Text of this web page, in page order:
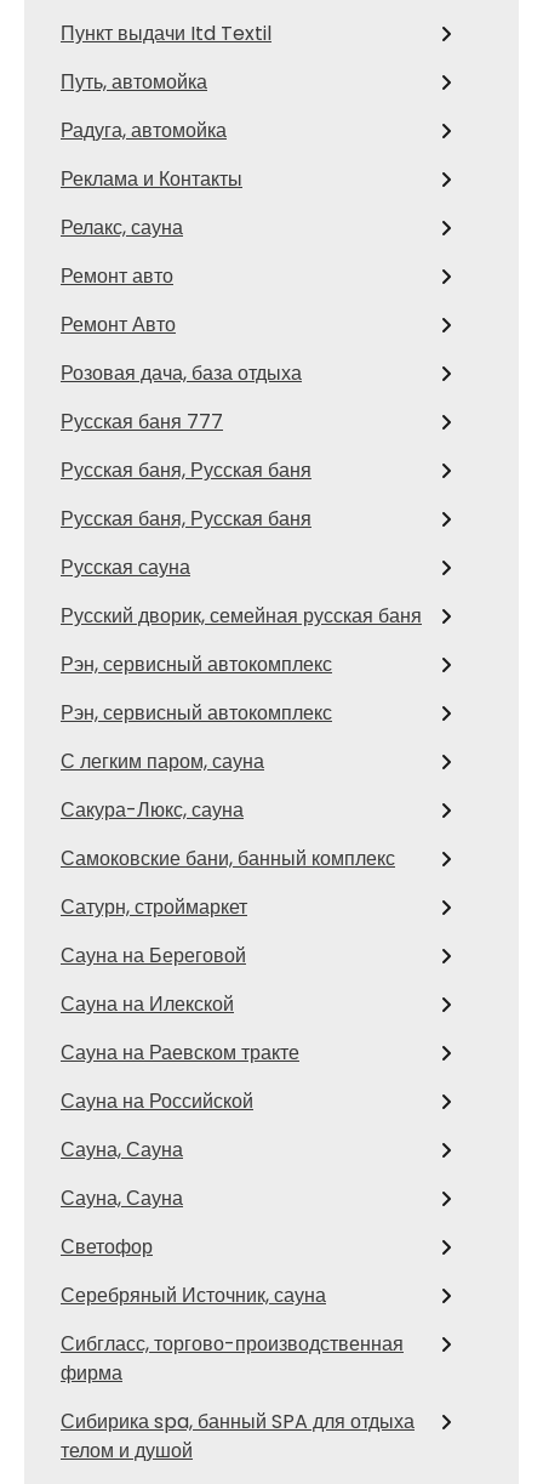
Пункт выдачи Itd Textil
Путь, автомойка
Радуга, автомойка
Реклама и Контакты
Релакс, сауна
Ремонт авто
Ремонт Авто
Розовая дача, база отдыха
Русская баня 777
Русская баня, Русская баня
Русская баня, Русская баня
Русская сауна
Русский дворик, семейная русская баня
Рэн, сервисный автокомплекс
Рэн, сервисный автокомплекс
С легким паром, сауна
Сакура-Люкс, сауна
Самоковские бани, банный комплекс
Сатурн, строймаркет
Сауна на Береговой
Сауна на Илекской
Сауна на Раевском тракте
Сауна на Российской
Сауна, Сауна
Сауна, Сауна
Светофор
Серебряный Источник, сауна
Сибгласс, торгово-производственная
фирма
Сибирика spa, банный SPA для отдыха
телом и душой